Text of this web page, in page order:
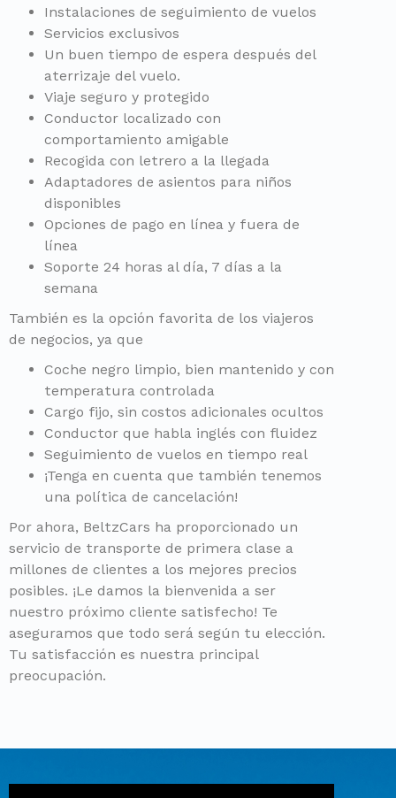
Instalaciones de seguimiento de vuelos
Servicios exclusivos
Un buen tiempo de espera después del
aterrizaje del vuelo.
Viaje seguro y protegido
Conductor localizado con
comportamiento amigable
Recogida con letrero a la llegada
Adaptadores de asientos para niños
disponibles
Opciones de pago en línea y fuera de
línea
Soporte 24 horas al día, 7 días a la
semana
También es la opción favorita de los viajeros
de negocios, ya que
Coche negro limpio, bien mantenido y con
temperatura controlada
Cargo fijo, sin costos adicionales ocultos
Conductor que habla inglés con fluidez
Seguimiento de vuelos en tiempo real
¡Tenga en cuenta que también tenemos
una política de cancelación!
Por ahora, BeltzCars ha proporcionado un
servicio de transporte de primera clase a
millones de clientes a los mejores precios
posibles. ¡Le damos la bienvenida a ser
nuestro próximo cliente satisfecho! Te
aseguramos que todo será según tu elección.
Tu satisfacción es nuestra principal
preocupación.